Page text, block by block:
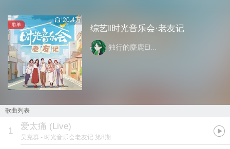
歌单
20.4万
综艺‖时光音乐会·老友记
独行的麋鹿El...
歌曲列表
1 爱太痛 (Live)
吴克群 - 时光音乐会老友记 第8期